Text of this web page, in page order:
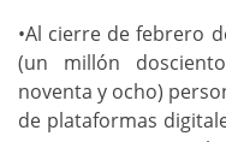
•Al cierre de febrero
(un millón
noventa y ocho)
de plataformas